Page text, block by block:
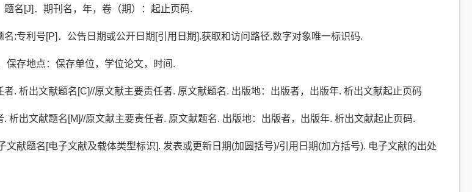
名[J]．期刊名，年，卷（期）：起止页码.
名:专利号[P]．公告日期或公开日期[引用日期].获取和访问路径.数字对象唯一标识码.
保存地点：保存单位，学位论文，时间.
者. 析出文献题名[C]//原文献主要责任者. 原文献题名. 出版地：出版者，出版年. 析出文献起止页码
析出文献题名[M]//原文献主要责任者. 原文献题名. 出版地：出版者，出版年. 析出文献起止页码.
文献题名[电子文献及载体类型标识]. 发表或更新日期(加圆括号)/引用日期(加方括号). 电子文献的出处